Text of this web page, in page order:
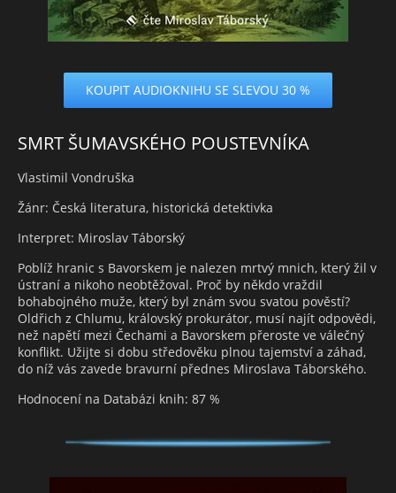
KOUPIT AUDIOKNIHU SE SLEVOU 30 %
SMRT ŠUMAVSKÉHO POUSTEVNÍKA
Vlastimil Vondruška
Žánr: Česká literatura, historická detektivka
Interpret: Miroslav Táborský
Poblíž hranic s Bavorskem je nalezen mrtvý mnich, který žil v
ústraní a nikoho neobtěžoval. Proč by někdo vraždil
bohabojného muže, který byl znám svou svatou pověstí?
Oldřich z Chlumu, královský prokurátor, musí najít odpovědi,
než napětí mezi Čechami a Bavorskem přeroste ve válečný
konflikt. Užijte si dobu středověku plnou tajemství a záhad,
do níž vás zavede bravurní přednes Miroslava Táborského.
Hodnocení na Databázi knih: 87 %